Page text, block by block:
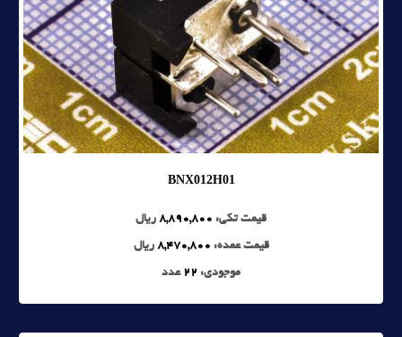
BNX012H01
قیمت تکی: 8,890,800 ریال
قیمت عمده: 8,470,800 ریال
موجودی: 22 عدد